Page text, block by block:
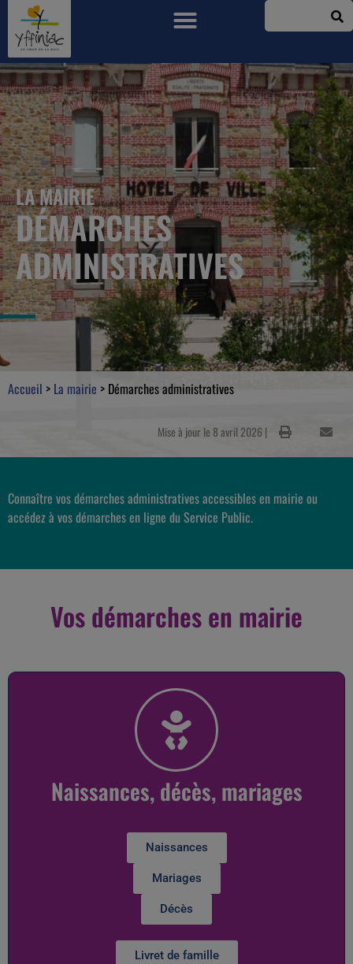
LA MAIRIE
DÉMARCHES
ADMINISTRATIVES
Accueil > La mairie > Démarches administratives
Mise à jour le 8 avril 2026 |
Connaître vos démarches administratives accessibles en mairie ou
accédez à vos démarches en ligne du Service Public.
Vos démarches en mairie
Naissances, décès, mariages
Naissances
Mariages
Décès
Livret de famille